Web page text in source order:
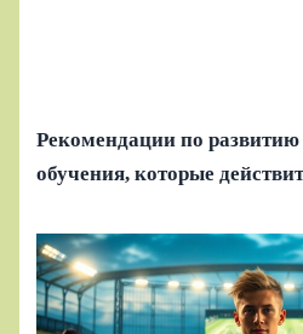
Рекомендации по
обучения, которые